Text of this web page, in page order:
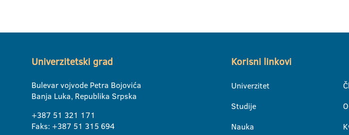
Univerzitetski grad
Bulevar vojvode Petra Bojovića
Banja Luka, Republika Srpska
+387 51 321 171
Faks: +387 51 315 694
Korisni linkovi
Univerzitet
Studije
Nauka